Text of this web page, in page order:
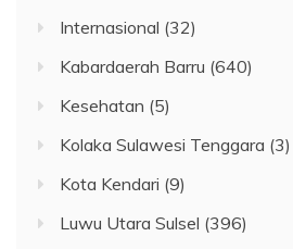
Internasional (32)
Kabardaerah Barru (640)
Kesehatan (5)
Kolaka Sulawesi Tenggara (3)
Kota Kendari (9)
Luwu Utara Sulsel (396)